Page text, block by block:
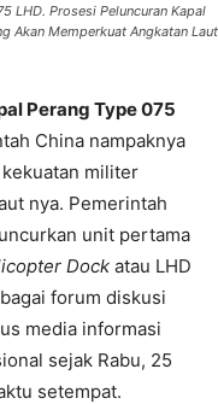
LHD. Prosesi Peluncuran Kapal
Akan Memperkuat Angkatan Laut
Perang Type 075
China nampaknya
militer
nya. Pemerintah
unit pertama
Dock atau LHD
forum diskusi
media informasi
sejak Rabu, 25
setempat.